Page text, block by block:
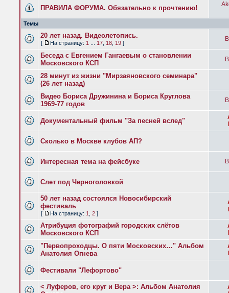
ПРАВИЛА ФОРУМА. Обязательно к прочтению!
Темы
20 лет назад. Видеолетопись.
[ На страницу: 1 17 18 19 ]
Беседа с Евгением Гангаевым о становлении
Московского КСП
28 минут из жизни "Мирзаяновского семинара"
(26 лет назад)
Видео Бориса Дружинина и Бориса Круглова
1969-77 годов
Документальный фильм "За песней вслед"
Сколько в Москве клубов АП?
Интересная тема на фейсбуке
Слет под Черноголовкой
50 лет назад состоялся Новосибирский
фестиваль
[ На страницу: 1 2 ]
Атрибуция фотографий городских слётов
Московского КСП
"Первопроходцы. О пяти Московских…" Альбом
Анатолия Огнева
Фестивали "Лефортово"
< Луферов, его круг и Вера >: Альбом Анатолия